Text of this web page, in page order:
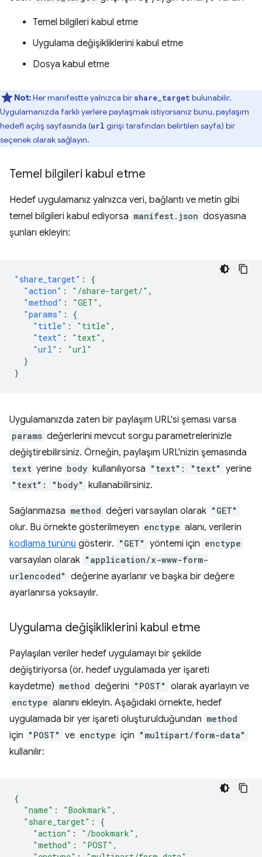
Temel bilgileri kabul etme
Uygulama değişikliklerini kabul etme
Dosya kabul etme
Not:Her manifestte yalnızca bir share_targetbulunabilir.
Uygulamanızda farklı yerlere paylaşmak istiyorsanız bunu, paylaşım
hedefi açılış sayfasında (url girişi tarafından belirtilen sayfa) bir
seçenek olarak sağlayın.
Temel bilgileri kabul etme
Hedef uygulamanız yalnızca veri, bağlantı ve metin gibi
temel bilgileri kabul ediyorsa manifest.json dosyasına
şunları ekleyin:
"share_target" :
{
"action" : "/share-target/" ,
"method" : "GET" ,
"params" :
{
"title" : "title" ,
"text" : "text" ,
"url" :
"url"
}
}
Uygulamanızda zaten bir paylaşım URL'si şeması varsa
params değerlerini mevcut sorgu parametrelerinizle
değiştirebilirsiniz. Örneğin, paylaşım URL'nizin şemasında
text yerine body kullanılıyorsa "text": "text" yerine
"text": "body" kullanabilirsiniz.
Sağlanmazsa method değeri varsayılan olarak "GET"
olur. Bu örnekte gösterilmeyen enctype alanı, verilerin
kodlama türünü gösterir. "GET" yöntemi için enctype
varsayılan olarak "application/x-www-form-
urlencoded" değerine ayarlanır ve başka bir değere
ayarlanırsa yoksayılır.
Uygulama değişikliklerini kabul etme
Paylaşılan veriler hedef uygulamayı bir şekilde
değiştiriyorsa (ör. hedef uygulamada yer işareti
kaydetme) method değerini "POST" olarak ayarlayın ve
enctype alanını ekleyin. Aşağıdaki örnekte, hedef
uygulamada bir yer işareti oluşturulduğundan method
için "POST" ve enctype için "multipart/form-data"
kullanılır:
{
"name" : "Bookmark" ,
"share_target" :
{
"action" : "/bookmark" ,
"method" : "POST" ,